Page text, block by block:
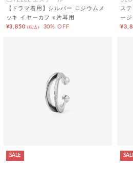
【ドラマ着用】シルバー ロジウムメ
ッキ イヤーカフ ※片耳用
¥3,850(税込) 30% OFF
ス
ー
SALE